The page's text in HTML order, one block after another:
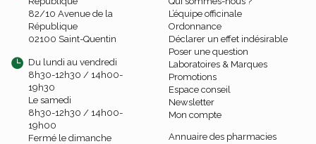
82/10 Avenue de la
République
02100 Saint-Quentin
Du lundi au vendredi
8h30-12h30 / 14h00-
19h30
Le samedi
8h30-12h30 / 14h00-
19h00
Fermé le dimanche
L’équipe officinale
Ordonnance
Déclarer un effet indésirable
Poser une question
Laboratoires & Marques
Promotions
Espace conseil
Newsletter
Mon compte
Annuaire des pharmacies